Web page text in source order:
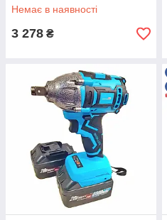
Немає в наявності
3 278 ₴